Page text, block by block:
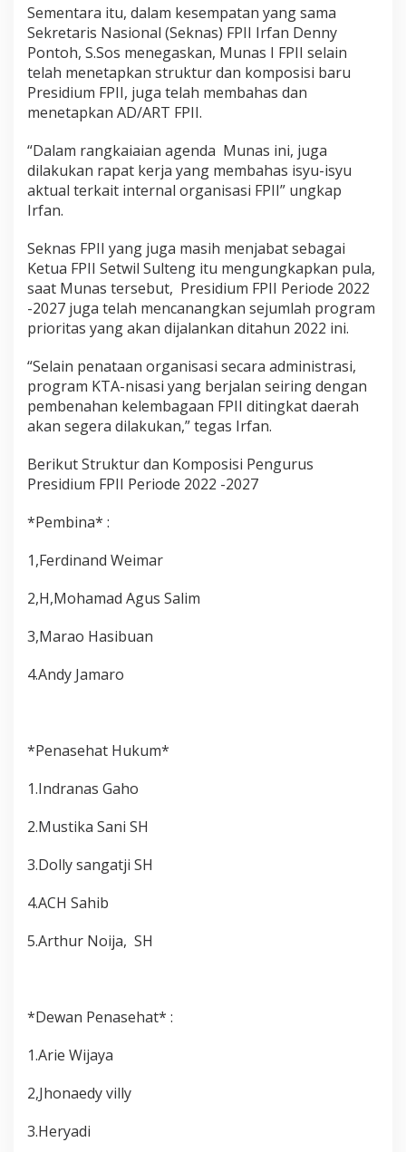
0
2
2
-
2
0
2
7
Sementara itu, dalam kesempatan yang sama
Sekretaris Nasional (Seknas) FPII Irfan Denny
Pontoh, S.Sos menegaskan, Munas I FPII selain
telah menetapkan struktur dan komposisi baru
Presidium FPII, juga telah membahas dan
menetapkan AD/ART FPII.
“Dalam rangkaiaian agenda Munas ini, juga
dilakukan rapat kerja yang membahas isyu-isyu
aktual terkait internal organisasi FPII” ungkap
Irfan.
Seknas FPII yang juga masih menjabat sebagai
Ketua FPII Setwil Sulteng itu mengungkapkan pula,
saat Munas tersebut, Presidium FPII Periode 2022
-2027 juga telah mencanangkan sejumlah program
prioritas yang akan dijalankan ditahun 2022 ini.
“Selain penataan organisasi secara administrasi,
program KTA-nisasi yang berjalan seiring dengan
pembenahan kelembagaan FPII ditingkat daerah
akan segera dilakukan,” tegas Irfan.
Berikut Struktur dan Komposisi Pengurus
Presidium FPII Periode 2022 -2027
*Pembina* :
1,Ferdinand Weimar
2,H,Mohamad Agus Salim
3,Marao Hasibuan
4.Andy Jamaro
*Penasehat Hukum*
1.Indranas Gaho
2.Mustika Sani SH
3.Dolly sangatji SH
4.ACH Sahib
5.Arthur Noija, SH
*Dewan Penasehat* :
1.Arie Wijaya
2,Jhonaedy villy
3.Heryadi